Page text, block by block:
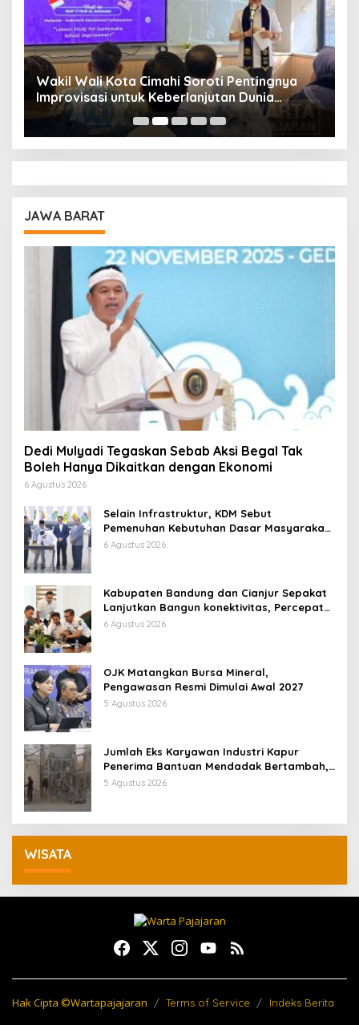
Wakil Wali Kota Cimahi Soroti Pentingnya
Improvisasi untuk Keberlanjutan Dunia
Pendidikan
JAWA BARAT
Dedi Mulyadi Tegaskan Sebab Aksi Begal Tak
Boleh Hanya Dikaitkan dengan Ekonomi
6 Agustus 2026
Selain Infrastruktur, KDM Sebut
Pemenuhan Kebutuhan Dasar Masyarakat
Jadi Fokus APBD Jabar 2027
6 Agustus 2026
Kabupaten Bandung dan Cianjur Sepakat
Lanjutkan Bangun konektivitas, Percepat
Pertumbuhan Ekonomi Daerah
6 Agustus 2026
OJK Matangkan Bursa Mineral,
Pengawasan Resmi Dimulai Awal 2027
5 Agustus 2026
Jumlah Eks Karyawan Industri Kapur
Penerima Bantuan Mendadak Bertambah,
KDM: Kita Identifikasi
5 Agustus 2026
WISATA
Hak Cipta ©Wartapajajaran Terms of Service Indeks Berita